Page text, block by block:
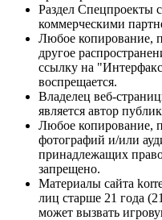
Раздел Спецпроекты
коммерческими
Любое копирование,
другое
ссылку на
воспрещается.
Владелец веб-
является автор
Любое копирование,
фотографий и/или
принадлежащих
запрещено.
Материалы сайта
лиц старше 21 года
может вызвать